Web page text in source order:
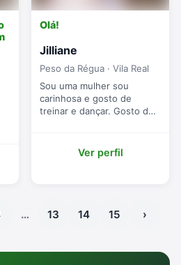
Olá!
Jilliane
Peso da Régua · Vila Real
Sou uma mulher sou
carinhosa e gosto de
treinar e dançar. Gosto de
encontro qu...Ver perfil
… 13 14 15 ›